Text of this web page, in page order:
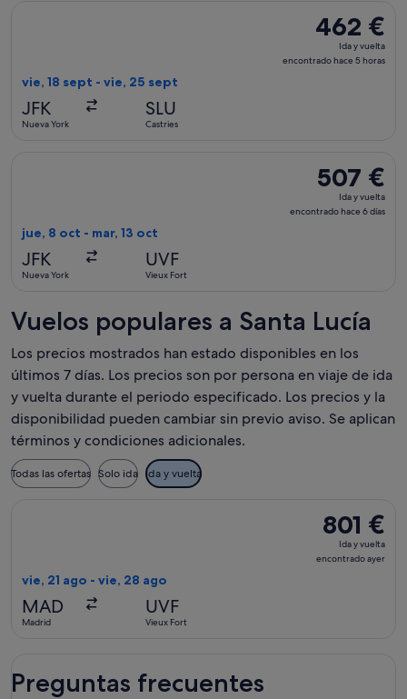
462 €
Ida
y
462 €
Ida y vuelta
encontrado hace 5 horas
vie, 18 sept - vie, 25 sept
JFK
Nueva York
SLU
Castries
507 €
Ida
y
507 €
Ida y vuelta
encontrado hace 6 días
jue, 8 oct - mar, 13 oct
JFK
Nueva York
UVF
Vieux Fort
Vuelos populares a Santa Lucía
Los precios mostrados han estado disponibles en los
últimos 7 días. Los precios son por persona en viaje de ida
y vuelta durante el periodo especificado. Los precios y la
disponibilidad pueden cambiar sin previo aviso. Se aplican
términos y condiciones adicionales.
Todas las ofertas Solo ida Ida y vuelta
801 €
Ida
y
801 €
Ida y vuelta
encontrado ayer
vie, 21 ago - vie, 28 ago
MAD
Madrid
UVF
Vieux Fort
Preguntas frecuentes